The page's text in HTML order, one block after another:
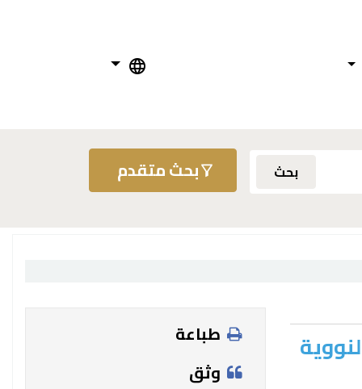
بحث بحث متقدم
طباعة
وثق